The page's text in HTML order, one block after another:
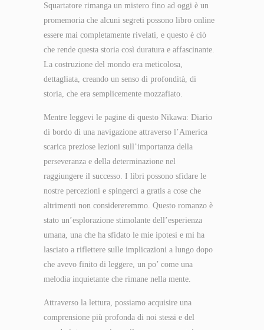
Squartatore rimanga un mistero fino ad oggi è un
promemoria che alcuni segreti possono libro online
essere mai completamente rivelati, e questo è ciò
che rende questa storia così duratura e affascinante.
La costruzione del mondo era meticolosa,
dettagliata, creando un senso di profondità, di
storia, che era semplicemente mozzafiato.
Mentre leggevi le pagine di questo Nikawa: Diario
di bordo di una navigazione attraverso l’America
scarica preziose lezioni sull’importanza della
perseveranza e della determinazione nel
raggiungere il successo. I libri possono sfidare le
nostre percezioni e spingerci a gratis a cose che
altrimenti non considereremmo. Questo romanzo è
stato un’esplorazione stimolante dell’esperienza
umana, una che ha sfidato le mie ipotesi e mi ha
lasciato a riflettere sulle implicazioni a lungo dopo
che avevo finito di leggere, un po’ come una
melodia inquietante che rimane nella mente.
Attraverso la lettura, possiamo acquisire una
comprensione più profonda di noi stessi e del